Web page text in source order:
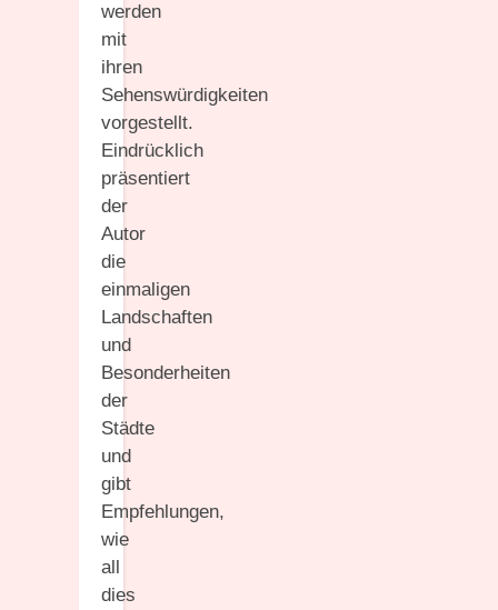
werden
mit
ihren
Sehenswürdigkeiten
vorgestellt.
Eindrücklich
präsentiert
der
Autor
die
einmaligen
Landschaften
und
Besonderheiten
der
Städte
und
gibt
Empfehlungen,
wie
all
dies